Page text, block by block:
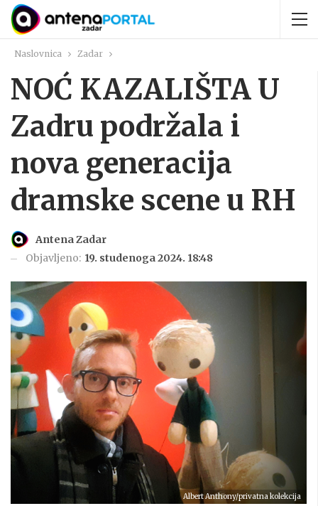
Naslovnica Zadar
NOĆ KAZALIŠTA U
Zadru podržala i
nova generacija
dramske scene u RH
Antena Zadar
Objavljeno: 19. studenoga 2024. 18:48
Albert Anthony/privatna kolekcija